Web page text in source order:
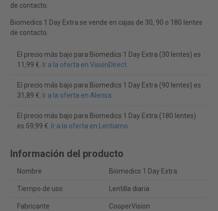
de contacto.
Biomedics 1 Day Extra se vende en cajas de 30, 90 o 180 lentes
de contacto.
El precio más bajo para Biomedics 1 Day Extra (30 lentes) es
11,99 €. Ir a la oferta en VisionDirect.
El precio más bajo para Biomedics 1 Day Extra (90 lentes) es
31,89 €. Ir a la oferta en Alensa.
El precio más bajo para Biomedics 1 Day Extra (180 lentes)
es 59,99 €. Ir a la oferta en Lentiamo.
Información del producto
Nombre Biomedics 1 Day Extra
Tiempo de uso Lentilla diaria
Fabricante CooperVision